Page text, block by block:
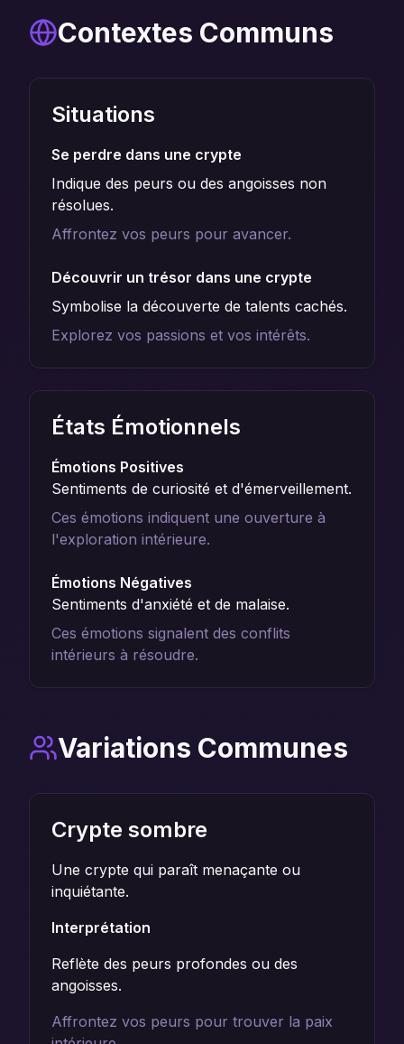
Contextes Communs
Situations
Se perdre dans une crypte
Indique des peurs ou des angoisses non
résolues.
Affrontez vos peurs pour avancer.
Découvrir un trésor dans une crypte
Symbolise la découverte de talents cachés.
Explorez vos passions et vos intérêts.
États Émotionnels
Émotions Positives
Sentiments de curiosité et d'émerveillement.
Ces émotions indiquent une ouverture à
l'exploration intérieure.
Émotions Négatives
Sentiments d'anxiété et de malaise.
Ces émotions signalent des conflits
intérieurs à résoudre.
Variations Communes
Crypte sombre
Une crypte qui paraît menaçante ou
inquiétante.
Interprétation
Reflète des peurs profondes ou des
angoisses.
Affrontez vos peurs pour trouver la paix